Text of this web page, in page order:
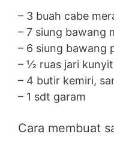
– 3 buah cabe
– 7 siung bawang
– 6 siung bawang
– ½ ruas jari
– 4 butir kemiri,
– 1 sdt garam
Cara membuat